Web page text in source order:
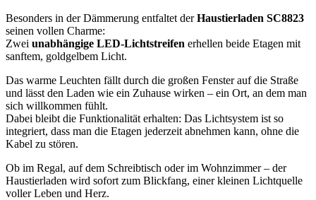
Besonders in der Dämmerung entfaltet derHaustierladen SC8823
seinen vollen Charme:
Zwei unabhängige LED-Lichtstreifen erhellen beide Etagen mit
sanftem, goldgelbem Licht.
Das warme Leuchten fällt durch die großen Fenster auf die Straße
und lässt den Laden wie ein Zuhause wirken – ein Ort, an dem man
sich willkommen fühlt.
Dabei bleibt die Funktionalität erhalten: Das Lichtsystem ist so
integriert, dass man die Etagen jederzeit abnehmen kann, ohne die
Kabel zu stören.
Ob im Regal, auf dem Schreibtisch oder im Wohnzimmer – der
Haustierladen wird sofort zum Blickfang, einer kleinen Lichtquelle
voller Leben und Herz.